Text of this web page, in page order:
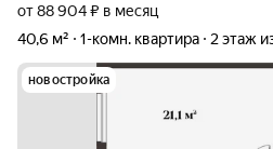
от 88 904 ₽ в месяц
40,6 м²
1-комн. квартира 2 этаж
новостройка